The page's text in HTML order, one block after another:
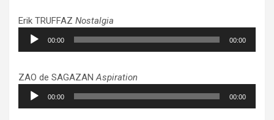
Erik TRUFFAZ Nostalgia
Lecteur
audio
00:00 00:00
ZAO de SAGAZANAspiration
Lecteur
audio
00:00 00:00